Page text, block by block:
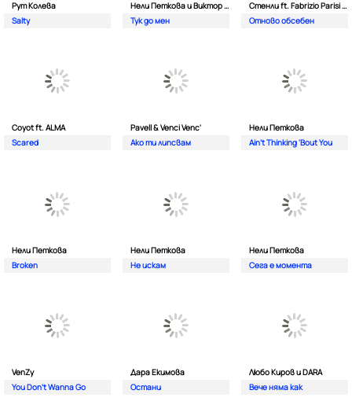
Рут Колева
Salty
Нели Петкова и Виктор Калев
Тук до мен
Стенли ft. Fabrizio Parisi & The Editor
Отново обсебен
Coyot ft. ALMA
Scared
Pavell & Venci Venc'
Ако ти липсвам
Нели Петкова
Ain't Thinking 'Bout You
Нели Петкова
Broken
Нели Петкова
Не искам
Нели Петкова
Сега е момента
VenZy
You Don't Wanna Go
Дара Екимова
Остани
Любо Киров и DARA
Вече няма как